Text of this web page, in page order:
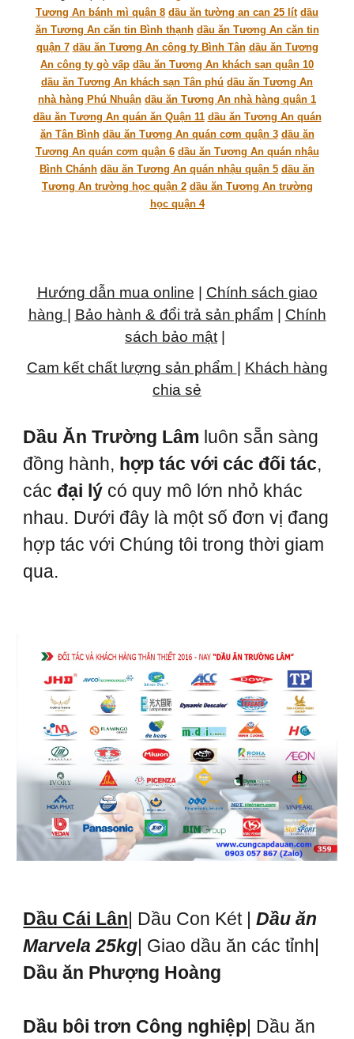
Tương An bánh mì quận 8 dầu ăn tường an can 25 lít dầu
ăn Tương An căn tin Bình thạnh dầu ăn Tương An căn tin
quận 7 dầu ăn Tương An công ty Bình Tân dầu ăn Tương
An công ty gò vấp dầu ăn Tương An khách sạn quận 10
dầu ăn Tương An khách sạn Tân phú dầu ăn Tương An
nhà hàng Phú Nhuận dầu ăn Tương An nhà hàng quận 1
dầu ăn Tương An quán ăn Quận 11 dầu ăn Tương An quán
ăn Tân Bình dầu ăn Tương An quán cơm quận 3 dầu ăn
Tương An quán cơm quận 6 dầu ăn Tương An quán nhậu
Bình Chánh dầu ăn Tương An quán nhậu quận 5 dầu ăn
Tương An trường học quận 2 dầu ăn Tương An trường
học quận 4
Hướng dẫn mua online
Chính sách giao
hàng
Bảo hành & đổi trả sản phẩm
Chính
sách bảo mật
Cam kết chất lượng sản phẩm | Khách hàng
chia sẻ
Dầu Ăn Trường Lâm luôn sẵn sàng
đồng hành, hợp tác với các đối tác,
các đại lý có quy mô lớn nhỏ khác
nhau. Dưới đây là một số đơn vị đang
hợp tác với Chúng tôi trong thời giam
qua.
Dầu Cái Lân| Dầu Con Két |Dầu ăn
Marvela 25kg| Giao dầu ăn các tỉnh|
Dầu ăn Phượng Hoàng
Dầu bôi trơn Công nghiệp| Dầu ăn